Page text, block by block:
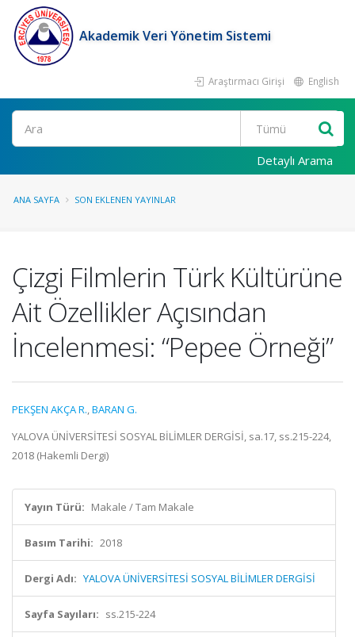
Akademik Veri Yönetim Sistemi
Araştırmacı Girişi English
Ara
Detaylı Arama
ANA SAYFA SON EKLENEN YAYINLAR
Çizgi Filmlerin Türk Kültürüne
Ait Özellikler Açısından
İncelenmesi: “Pepee Örneği”
PEKŞEN AKÇA R.,BARAN G.
YALOVA ÜNİVERSİTESİ SOSYAL BİLİMLER DERGİSİ, sa.17, ss.215-224,
2018 (Hakemli Dergi)
Yayın Türü: Makale / Tam Makale
Basım Tarihi: 2018
Dergi Adı: YALOVA ÜNİVERSİTESİ SOSYAL BİLİMLER DERGİSİ
Sayfa Sayıları: ss.215-224